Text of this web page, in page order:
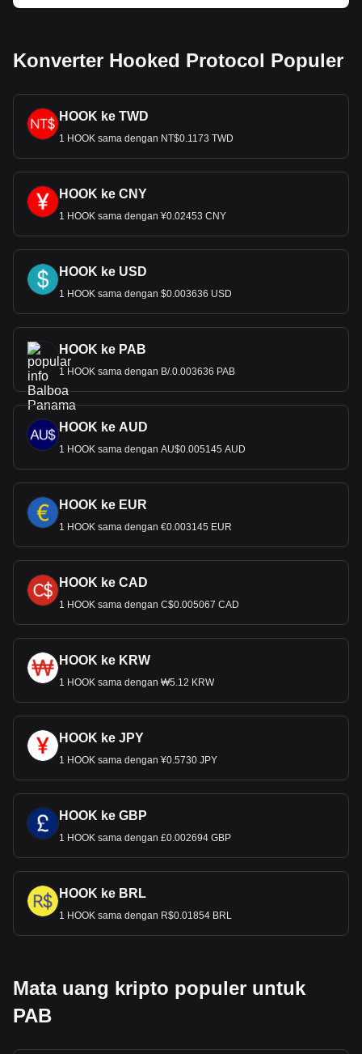
Konverter Hooked Protocol Populer
HOOK ke TWD
1 HOOK sama dengan NT$0.1173 TWD
HOOK ke CNY
1 HOOK sama dengan ¥0.02453 CNY
HOOK ke USD
1 HOOK sama dengan $0.003636 USD
HOOK ke PAB
1 HOOK sama dengan B/.0.003636 PAB
HOOK ke AUD
1 HOOK sama dengan AU$0.005145 AUD
HOOK ke EUR
1 HOOK sama dengan €0.003145 EUR
HOOK ke CAD
1 HOOK sama dengan C$0.005067 CAD
HOOK ke KRW
1 HOOK sama dengan ₩5.12 KRW
HOOK ke JPY
1 HOOK sama dengan ¥0.5730 JPY
HOOK ke GBP
1 HOOK sama dengan £0.002694 GBP
HOOK ke BRL
1 HOOK sama dengan R$0.01854 BRL
Mata uang kripto populer untuk
PAB